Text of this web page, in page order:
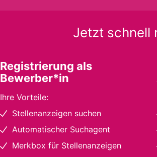
Jetzt schnell
Registrierung als
Bewerber*in
Ihre Vorteile:
Stellenanzeigen suchen
Automatischer Suchagent
Merkbox für Stellenanzeigen